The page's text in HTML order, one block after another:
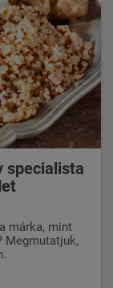
specialista
márka, mint
Megmutatjuk,